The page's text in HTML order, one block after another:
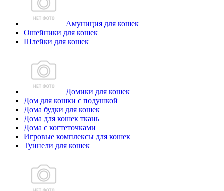
Амуниция для кошек
Ошейники для кошек
Шлейки для кошек
Домики для кошек
Дом для кошки с подушкой
Дома будки для кошек
Дома для кошек ткань
Дома с когтеточками
Игровые комплексы для кошек
Туннели для кошек